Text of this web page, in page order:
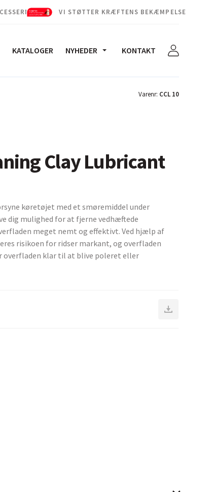
VI STØTTER KRÆFTENS BEKÆMPELSE
KATALOGER NYHEDER KONTAKT
Varenr: CCL 10
Clay Lubricant
køretøjet med et smøremiddel under
dig mulighed for at fjerne vedhæftede
meget nemt og effektivt. Ved hjælp af
risikoen for ridser markant, og overfladen
overfladen klar til at blive poleret eller